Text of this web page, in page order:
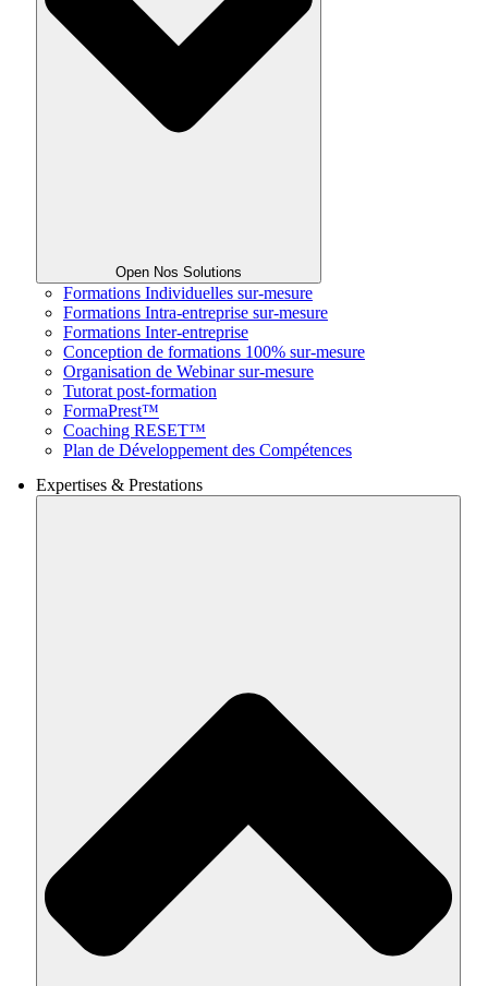
Open Nos Solutions
Formations Individuelles sur-mesure
Formations Intra-entreprise sur-mesure
Formations Inter-entreprise
Conception de formations 100% sur-mesure
Organisation de Webinar sur-mesure
Tutorat post-formation
FormaPrest™
Coaching RESET™
Plan de Développement des Compétences
Expertises & Prestations